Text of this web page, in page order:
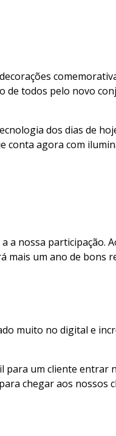
de todos pelo novo
dos dias de
conta agora com
nossa participação.
mais um ano de bons
muito no digital e
para um cliente entrar
chegar aos nossos